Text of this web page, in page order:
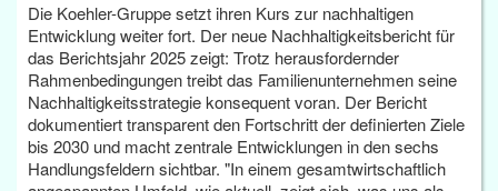
Die Koehler-Gruppe setzt ihren Kurs zur nachhaltigen
Entwicklung weiter fort. Der neue Nachhaltigkeitsbericht für
das Berichtsjahr 2025 zeigt: Trotz herausfordernder
Rahmenbedingungen treibt das Familienunternehmen seine
Nachhaltigkeitsstrategie konsequent voran. Der Bericht
dokumentiert transparent den Fortschritt der definierten Ziele
bis 2030 und macht zentrale Entwicklungen in den sechs
Handlungsfeldern sichtbar. "In einem gesamtwirtschaftlich